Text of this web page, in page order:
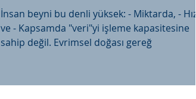
İnsan beyni bu denli yüksek: - Miktarda, - Hızda
ve - Kapsamda "veri"yi işleme kapasitesine
sahip değil. Evrimsel doğası gereğ